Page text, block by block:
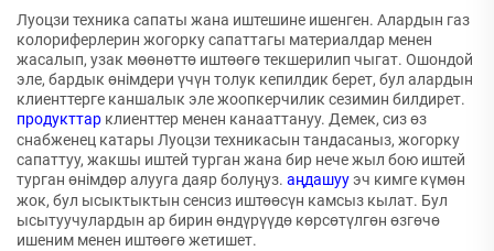
Луоцзи техника сапаты жана иштешине ишенген. Алардын газ
колориферлерин жогорку сапаттагы материалдар менен
жасалып, узак мөөнөттө иштөөгө текшерилип чыгат. Ошондой
эле, бардык өнімдери үчүн толук кепилдик берет, бул алардын
клиенттерге каншалык эле жоопкерчилик сезимин билдирет.
продукттар клиенттер менен канааттануу. Демек, сиз өз
снабженец катары Луоцзи техникасын тандасаныз, жогорку
сапаттуу, жакшы иштей турган жана бир нече жыл бою иштей
турган өнімдөр алууга даяр болуңуз. аңдашууэч кимге күмөн
жок, бул ысыктыктын сенсиз иштөөсүн камсыз кылат. Бул
ысытуучулардын ар бирин өндүрүүдө көрсөтүлгөн өзгөчө
ишеним менен иштөөгө жетишет.